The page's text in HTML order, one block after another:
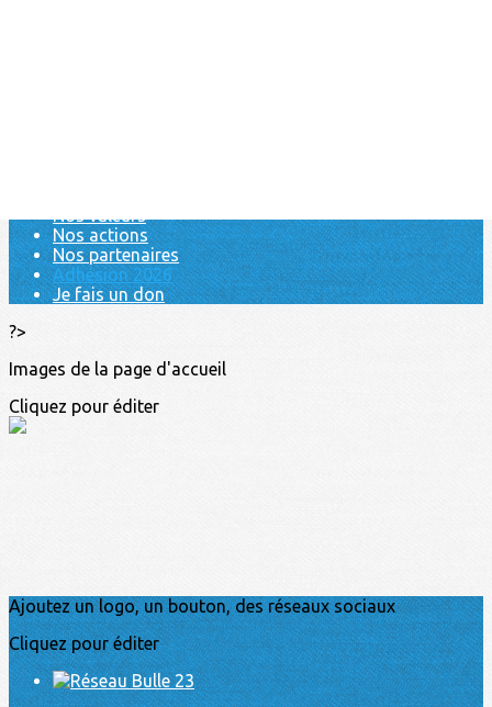
Nos valeurs
Nos actions
Nos partenaires
Adhésion 2026
Je fais un don
?>
Images de la page d'accueil
Cliquez pour éditer
Ajoutez un logo, un bouton, des réseaux sociaux
Cliquez pour éditer